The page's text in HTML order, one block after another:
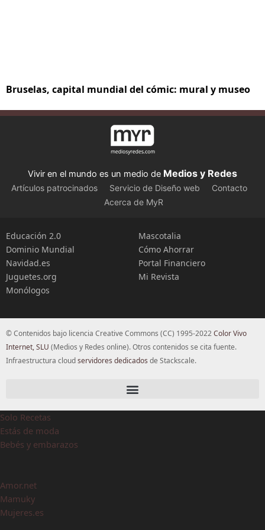
Bruselas, capital mundial del cómic: mural y museo
Vivir en el mundo es un medio de Medios y Redes
Artículos patrocinados Servicio de Diseño web
Contacto
Acerca de MyR
Educación 2.0
Dominio Mundial
Navidad.es
Juguetes.org
Monólogos
Mascotalia
Cómo Ahorrar
Portal Financiero
Mi Revista
© Contenidos bajo licencia Creative Commons (CC) 1995-2022Color Vivo
Internet, SLU (Medios y Redes online). Otros contenidos se cita fuente.
Infraestructura cloudservidores dedicados de Stackscale.
Solo Recetas
Estás de moda
Bebés y embarazos
Amor.net
Mamuky
Mujeres.es